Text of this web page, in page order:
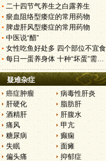
二十四节气养生之白露养生
瘀血阻络型痿症的常用药物
脾虚肝风型痿症的常用药物
中医说“醋”
女性吃鱼好处多 四个部位不宜食
每日一蛋养身体 十种“坏蛋”需警惕
疑难杂症
癌症肿瘤
病毒性肝炎
肝硬化
脂肪肝
酒精肝
肝腹水
痛风
甲亢
糖尿病
癫痫
失眠
面瘫
偏头痛
抑郁症